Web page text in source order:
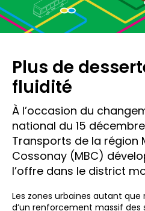
Plus de
fluidité
À l’occasion du
national du 15
Transports de la région
Cossonay (MBC)
l’offre dans le district
Les zones urbaines autant
d’un renforcement massif des